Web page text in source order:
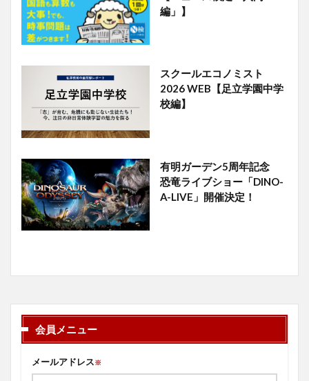
編」】
スクールエコノミスト
2026 WEB【足立学園中学
校編】
有明ガーデン5周年記念
恐竜ライブショー「DINO-
A-LIVE」開催決定！
会員メニュー
メールアドレス※